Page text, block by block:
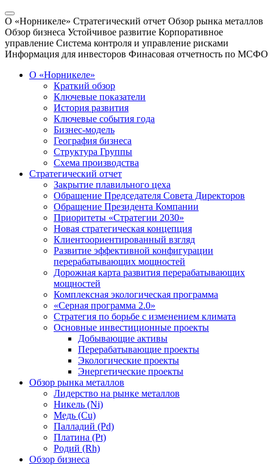
О «Норникеле» Стратегический отчет Обзор рынка металлов
Обзор бизнеса Устойчивое развитие Корпоративное
управление Система контроля и управление рисками
Информация для инвесторов Финасовая отчетность по МСФО
О «Норникеле»
Краткий обзор
Ключевые показатели
История развития
Ключевые события года
Бизнес-модель
География бизнеса
Структура Группы
Схема производства
Стратегический отчет
Закрытие плавильного цеха
Обращение Председателя Совета Директоров
Обращение Президента Компании
Приоритеты «Стратегии 2030»
Новая стратегическая концепция
Клиентоориентированный взгляд
Развитие эффективной конфигурации
перерабатывающих мощностей
Дорожная карта развития перерабатывающих
мощностей
Комплексная экологическая программа
«Серная программа 2.0»
Стратегия по борьбе с изменением климата
Основные инвестиционные проекты
Добывающие активы
Перерабатывающие проекты
Экологические проекты
Энергетические проекты
Обзор рынка металлов
Лидерство на рынке металлов
Никель (Ni)
Медь (Cu)
Палладий (Pd)
Платина (Pt)
Родий (Rh)
Обзор бизнеса